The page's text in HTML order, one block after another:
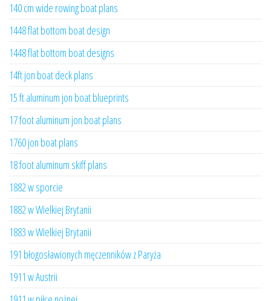
140 cm wide rowing boat plans
1448 flat bottom boat design
1448 flat bottom boat designs
14ft jon boat deck plans
15 ft aluminum jon boat blueprints
17 foot aluminum jon boat plans
1760 jon boat plans
18 foot aluminum skiff plans
1882 w sporcie
1882 w Wielkiej Brytanii
1883 w Wielkiej Brytanii
191 błogosławionych męczenników z Paryża
1911 w Austrii